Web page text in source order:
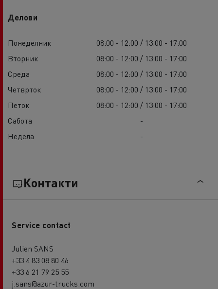
Делови
Понеделник
08:00 - 12:00 / 13:00 - 17:00
Вторник
08:00 - 12:00 / 13:00 - 17:00
Среда
08:00 - 12:00 / 13:00 - 17:00
Четврток
08:00 - 12:00 / 13:00 - 17:00
Петок
08:00 - 12:00 / 13:00 - 17:00
Сабота
-
Недела
-
Контакти
Service contact
Julien SANS
+33 4 83 08 80 46
+33 6 21 79 25 55
j.sans@azur-trucks.com